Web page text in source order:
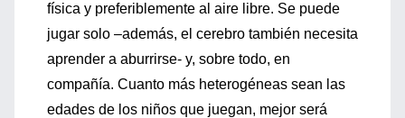
física y preferiblemente al aire libre. Se puede
jugar solo –además, el cerebro también necesita
aprender a aburrirse- y, sobre todo, en
compañía. Cuanto más heterogéneas sean las
edades de los niños que juegan, mejor será